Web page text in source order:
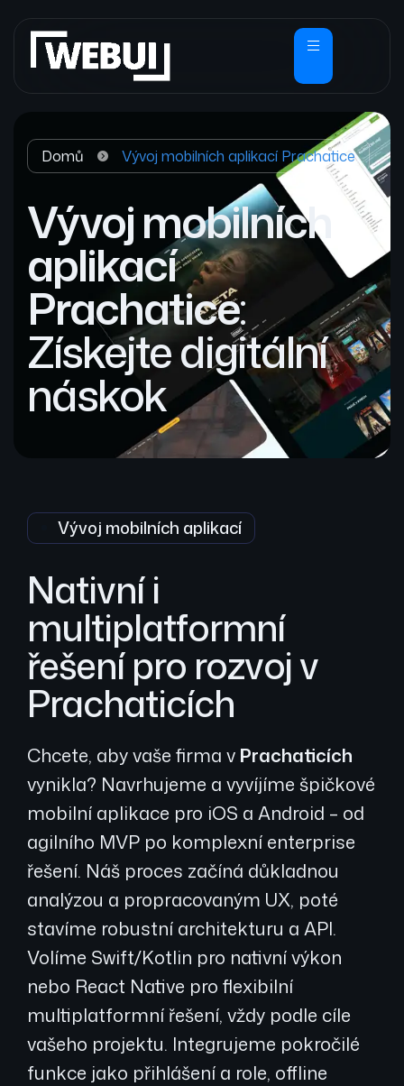
Domů Vývoj mobilních aplikací Prachatice
Vývoj mobilních
aplikací
Prachatice:
Získejte digitální
náskok
Vývoj mobilních aplikací
Nativní i
multiplatformní
řešení pro rozvoj v
Prachaticích
Chcete, aby vaše firma v Prachaticích
vynikla? Navrhujeme a vyvíjíme špičkové
mobilní aplikace pro iOS a Android – od
agilního MVP po komplexní enterprise
řešení. Náš proces začíná důkladnou
analýzou a propracovaným UX, poté
stavíme robustní architekturu a API.
Volíme Swift/Kotlin pro nativní výkon
nebo React Native pro flexibilní
multiplatformní řešení, vždy podle cíle
vašeho projektu. Integrujeme pokročilé
funkce jako přihlášení a role, offline